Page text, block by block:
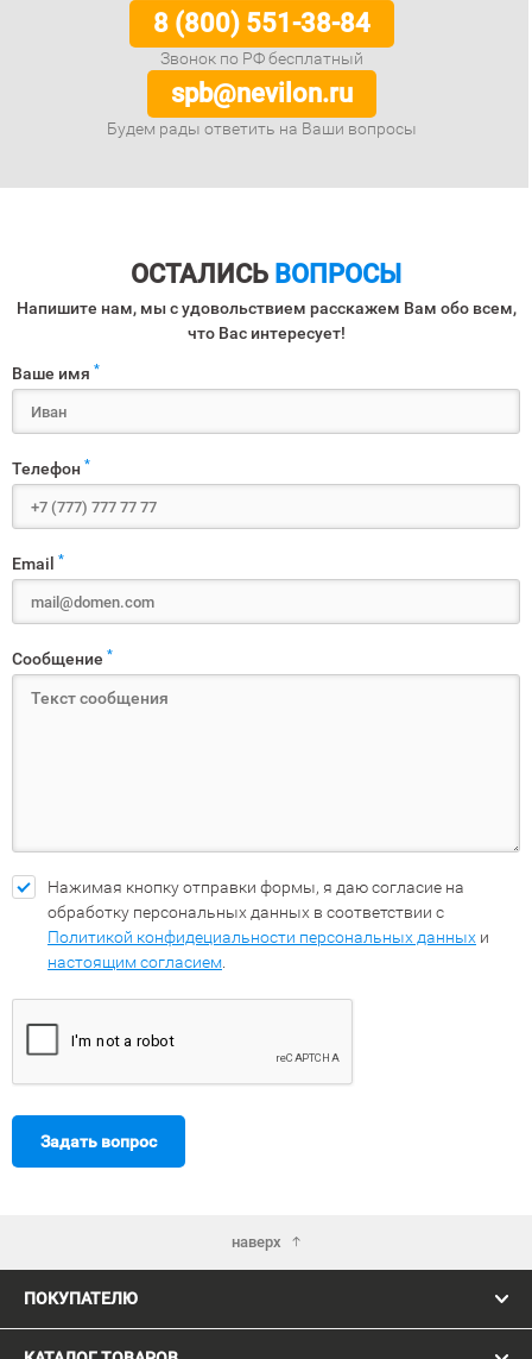
8 (800) 551-38-84
Звонок по РФ бесплатный
spb@nevilon.ru
Будем рады ответить на Ваши вопросы
ОСТАЛИСЬ ВОПРОСЫ
Напишите нам, мы с удовольствием расскажем Вам обо всем,
что Вас интересует!
Ваше имя *
Телефон *
Email *
Сообщение *
Нажимая кнопку отправки формы, я даю согласие на
обработку персональных данных в соответствии с
Политикой конфидециальности персональных данных и
настоящим согласием
Задать вопрос
наверх
ПОКУПАТЕЛЮ